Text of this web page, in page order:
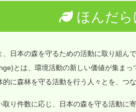
ほんだら
日本の森を守るための活動に取り組ん
とは、環境活動の新しい価値が集ま
に森林を守る活動を行う人々とを、つ
り件数に応じ、日本の森を守る活動に